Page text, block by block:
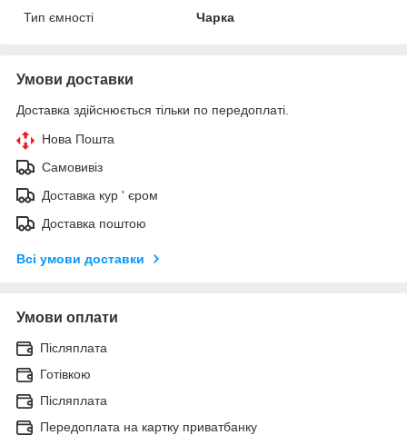
Тип ємності
Чарка
Умови доставки
Доставка здійснюється тільки по передоплаті.
Нова Пошта
Самовивіз
Доставка кур ' єром
Доставка поштою
Всі умови доставки
Умови оплати
Післяплата
Готівкою
Післяплата
Передоплата на картку приватбанку